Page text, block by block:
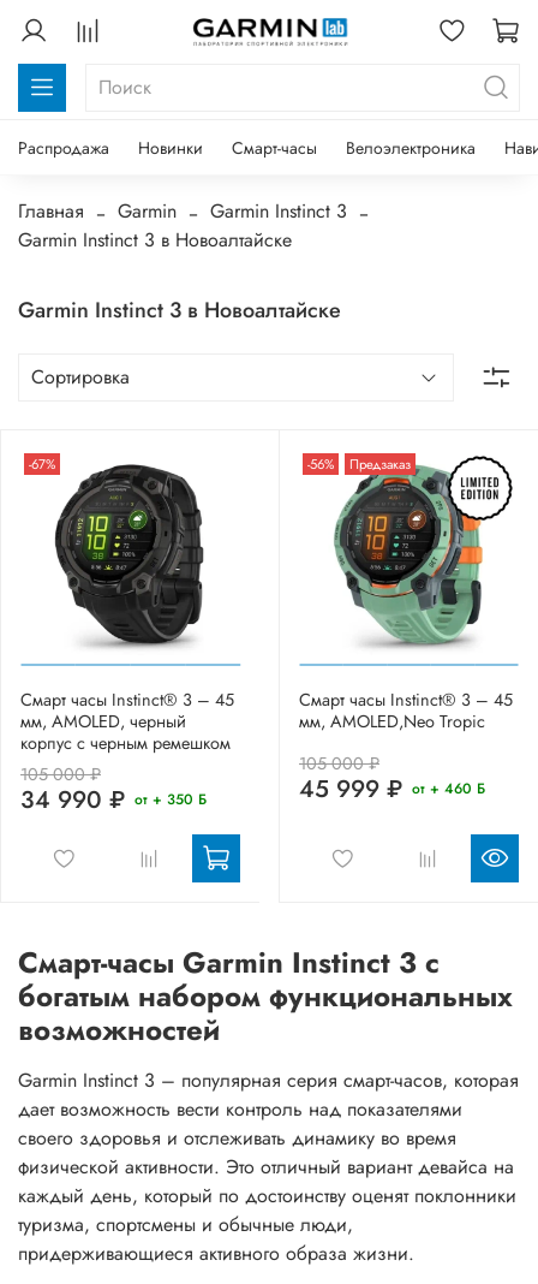
Распродажа Новинки Смарт-часы Велоэлектроника
Главная Garmin
Garmin Instinct 3
Garmin Instinct 3 в Новоалтайске
Garmin Instinct 3 в Новоалтайске
-67%
Смарт часы Instinct® 3 – 45
мм, AMOLED, черный
корпус с черным ремешком
105 000 ₽
34 990 ₽ от + 350 Б
-56% Предзаказ
Смарт часы Instinct® 3 – 45
мм, AMOLED,Neo Tropic
105 000 ₽
45 999 ₽ от + 460 Б
Смарт-часы Garmin Instinct 3 с
богатым набором функциональных
возможностей
Garmin Instinct 3 – популярная серия смарт-часов, которая
дает возможность вести контроль над показателями
своего здоровья и отслеживать динамику во время
физической активности. Это отличный вариант девайса на
каждый день, который по достоинству оценят поклонники
туризма, спортсмены и обычные люди,
придерживающиеся активного образа жизни.